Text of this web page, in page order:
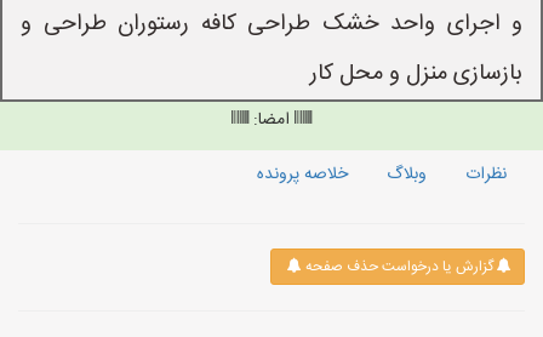
و اجرای واحد خشک طراحی کافه رستوران طراحی و
بازسازی منزل و محل کار
امضا:
نظرات
وبلاگ خلاصه پرونده
گزارش یا درخواست حذف صفحه